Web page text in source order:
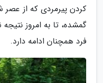
کردن پیرمردی که از عصر
گمشده، تا به امروز
فرد همچنان ادامه دارد.